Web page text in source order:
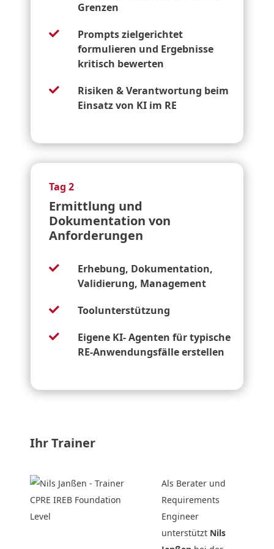
Grenzen

Prompts zielgerichtet
formulieren und Ergebnisse
kritisch bewerten

Risiken & Verantwortung beim
Einsatz von KI im RE
Tag 2
Ermittlung und
Dokumentation von
Anforderungen

Erhebung, Dokumentation,
Validierung, Management
 Toolunterstützung

Eigene KI- Agenten für typische
RE-Anwendungsfälle erstellen
Ihr Trainer
Als Berater und
Requirements
Engineer
unterstützt Nils